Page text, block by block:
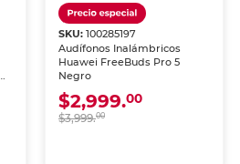
SKU: 100285197
Audífonos Inalámbricos
Huawei FreeBuds Pro 5
Negro
$2,999.00
$3,999.00